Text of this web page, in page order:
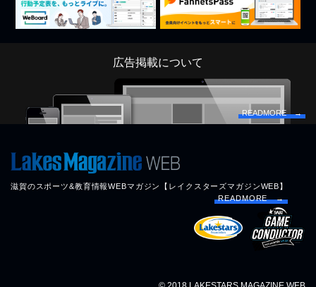
広告掲載について
READMORE →
滋賀のスポーツ&教育情報WEBマガジン【レイクスターズマガジンWEB】
READMORE →